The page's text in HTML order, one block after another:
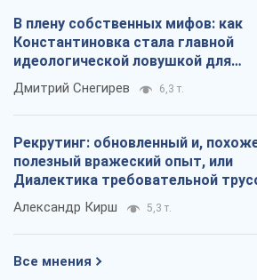
В плену собственных мифов: как
Константиновка стала главной
идеологической ловушкой для
российских оккупантов
Дмитрий Снегирев 6,3 т.
Рекрутинг: обновленный и,
полезный вражеский опыт, или
Диалектика требовательной
Александр Кирш 5,3 т.
Все мнения